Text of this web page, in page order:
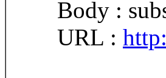
Body :
URL :